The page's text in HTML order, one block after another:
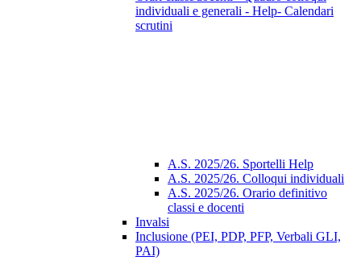
individuali e generali - Help- Calendari
scrutini
A.S. 2025/26. Sportelli Help
A.S. 2025/26. Colloqui individuali
A.S. 2025/26. Orario definitivo
classi e docenti
Invalsi
Inclusione (PEI, PDP, PFP, Verbali GLI,
PAI)